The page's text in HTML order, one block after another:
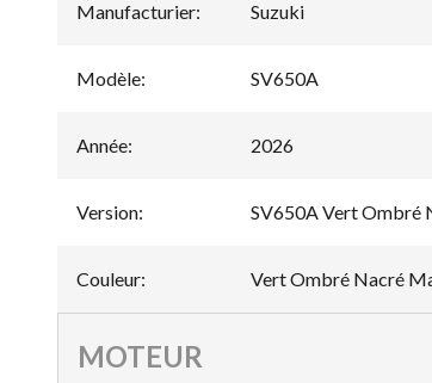
Manufacturier: Suzuki
Modèle: SV650A
Année: 2026
Version: SV650A Vert Ombré
Couleur: Vert Ombré Nacré
MOTEUR